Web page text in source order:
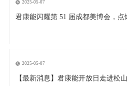
2025-05-07
君康能闪耀第 51 届成都美博会，点
2025-05-07